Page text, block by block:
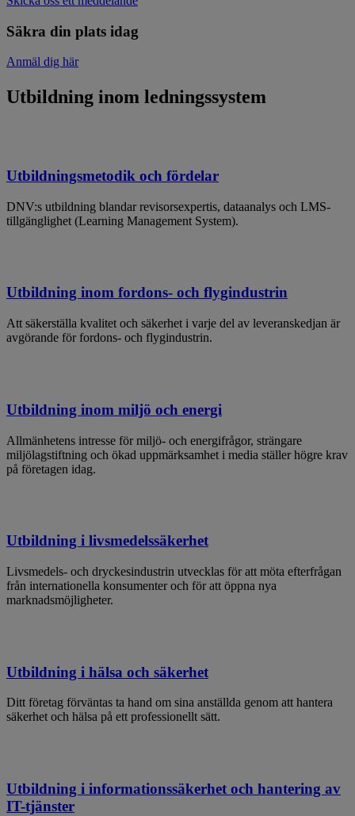
Säkra din plats idag
Anmäl dig här
Utbildning inom ledningssystem
Utbildningsmetodik och fördelar
DNV:s utbildning blandar revisorsexpertis, dataanalys och LMS-
tillgänglighet (Learning Management System).
Utbildning inom fordons- och flygindustrin
Att säkerställa kvalitet och säkerhet i varje del av leveranskedjan är
avgörande för fordons- och flygindustrin.
Utbildning inom miljö och energi
Allmänhetens intresse för miljö- och energifrågor, strängare
miljölagstiftning och ökad uppmärksamhet i media ställer högre krav
på företagen idag.
Utbildning i livsmedelssäkerhet
Livsmedels- och dryckesindustrin utvecklas för att möta efterfrågan
från internationella konsumenter och för att öppna nya
marknadsmöjligheter.
Utbildning i hälsa och säkerhet
Ditt företag förväntas ta hand om sina anställda genom att hantera
säkerhet och hälsa på ett professionellt sätt.
Utbildning i informationssäkerhet och hantering av
IT-tjänster